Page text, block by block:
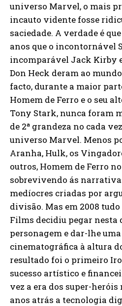
universo Marvel, o mais
incauto vidente fosse
saciedade. A verdade é
anos que o incontornável
incomparável Jack Kirby
Don Heck deram ao
facto, durante a maior
Homem de Ferro e o seu
Tony Stark, nunca foram
de 2ª grandeza no cada
universo Marvel. Menos
Aranha, Hulk, os
outros, Homem de Ferro
sobrevivendo ás
medíocres criadas por
divisão. Mas em 2008
Films decidiu pegar nesta
personagem e dar-lhe
cinematográfica à altura
resultado foi o primeiro
sucesso artístico e
vez a era dos super-heróis
anos atrás a tecnologia